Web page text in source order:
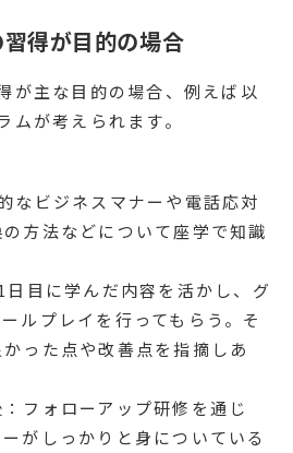
得が目的の場合
が主な目的の場合、例えば以
ムが考えられます。
なビジネスマナーや電話応対
方法などについて座学で知識
目に学んだ内容を活かし、グ
ルプレイを行ってもらう。そ
った点や改善点を指摘しあ
フォローアップ研修を通じ
がしっかりと身についている